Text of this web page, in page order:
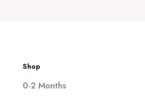
Shop
0-2 Months